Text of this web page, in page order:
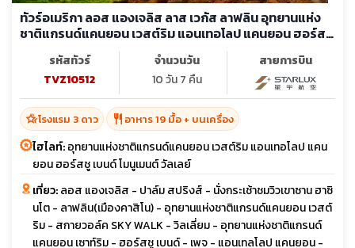
ทัวร์อเมริกา ลอส แองเจลิส ลาส เวกัส ลาฟลิน อุทยานแห่ง
ชาติแกรนด์แคนยอน เวสต์ริม แอนเทอโลป แคนยอน ฮอร์สชู
เบนด์ โมนูเมนต์ วัลเลย์
รหัสทัวร์
TVZ10512
จำนวนวัน
10 วัน 7 คืน
สายการบิน
hotel_classโรงแรม 3 ดาว restaurant อาหาร 19 มื้อ + บนเครื่อง
ไฮไลท์:อุทยานแห่งชาติแกรนด์แคนยอน เวสต์ริม แอนเทอโลป แคน
ยอน ฮอร์สชู เบนด์ โมนูเมนต์ วัลเลย์
เที่ยว:ลอส แองเจลิส - ปาล์ม สปริงส์ - นั่งกระเช้าชมวิวเขาซาน ฮาซิ
นโต - ลาฟลิน(เมืองคาสิโน) - อุทยานแห่งชาติแกรนด์แคนยอน เวสต์
ริม - สกายวอล์ค SKY WALK - วิลเลี่ยม - อุทยานแห่งชาติแกรนด์
แคนยอน เซาท์ริม - ฮอร์สชู เบนด์ - เพจ - แอนเทลโลป แคนยอน -